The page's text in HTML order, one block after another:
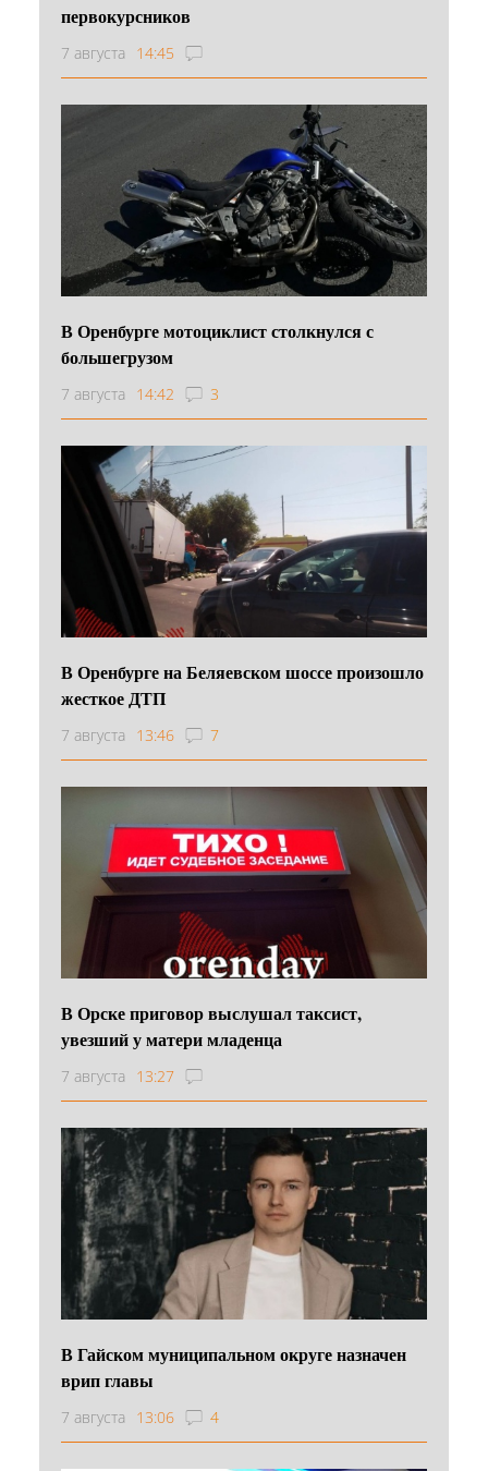
первокурсников
7 августа 14:45
В Оренбурге мотоциклист столкнулся с
большегрузом
7 августа 14:42 3
В Оренбурге на Беляевском шоссе произошло
жесткое ДТП
7 августа 13:46 7
В Орске приговор выслушал таксист,
увезший у матери младенца
7 августа 13:27
В Гайском муниципальном округе назначен
врип главы
7 августа 13:06 4